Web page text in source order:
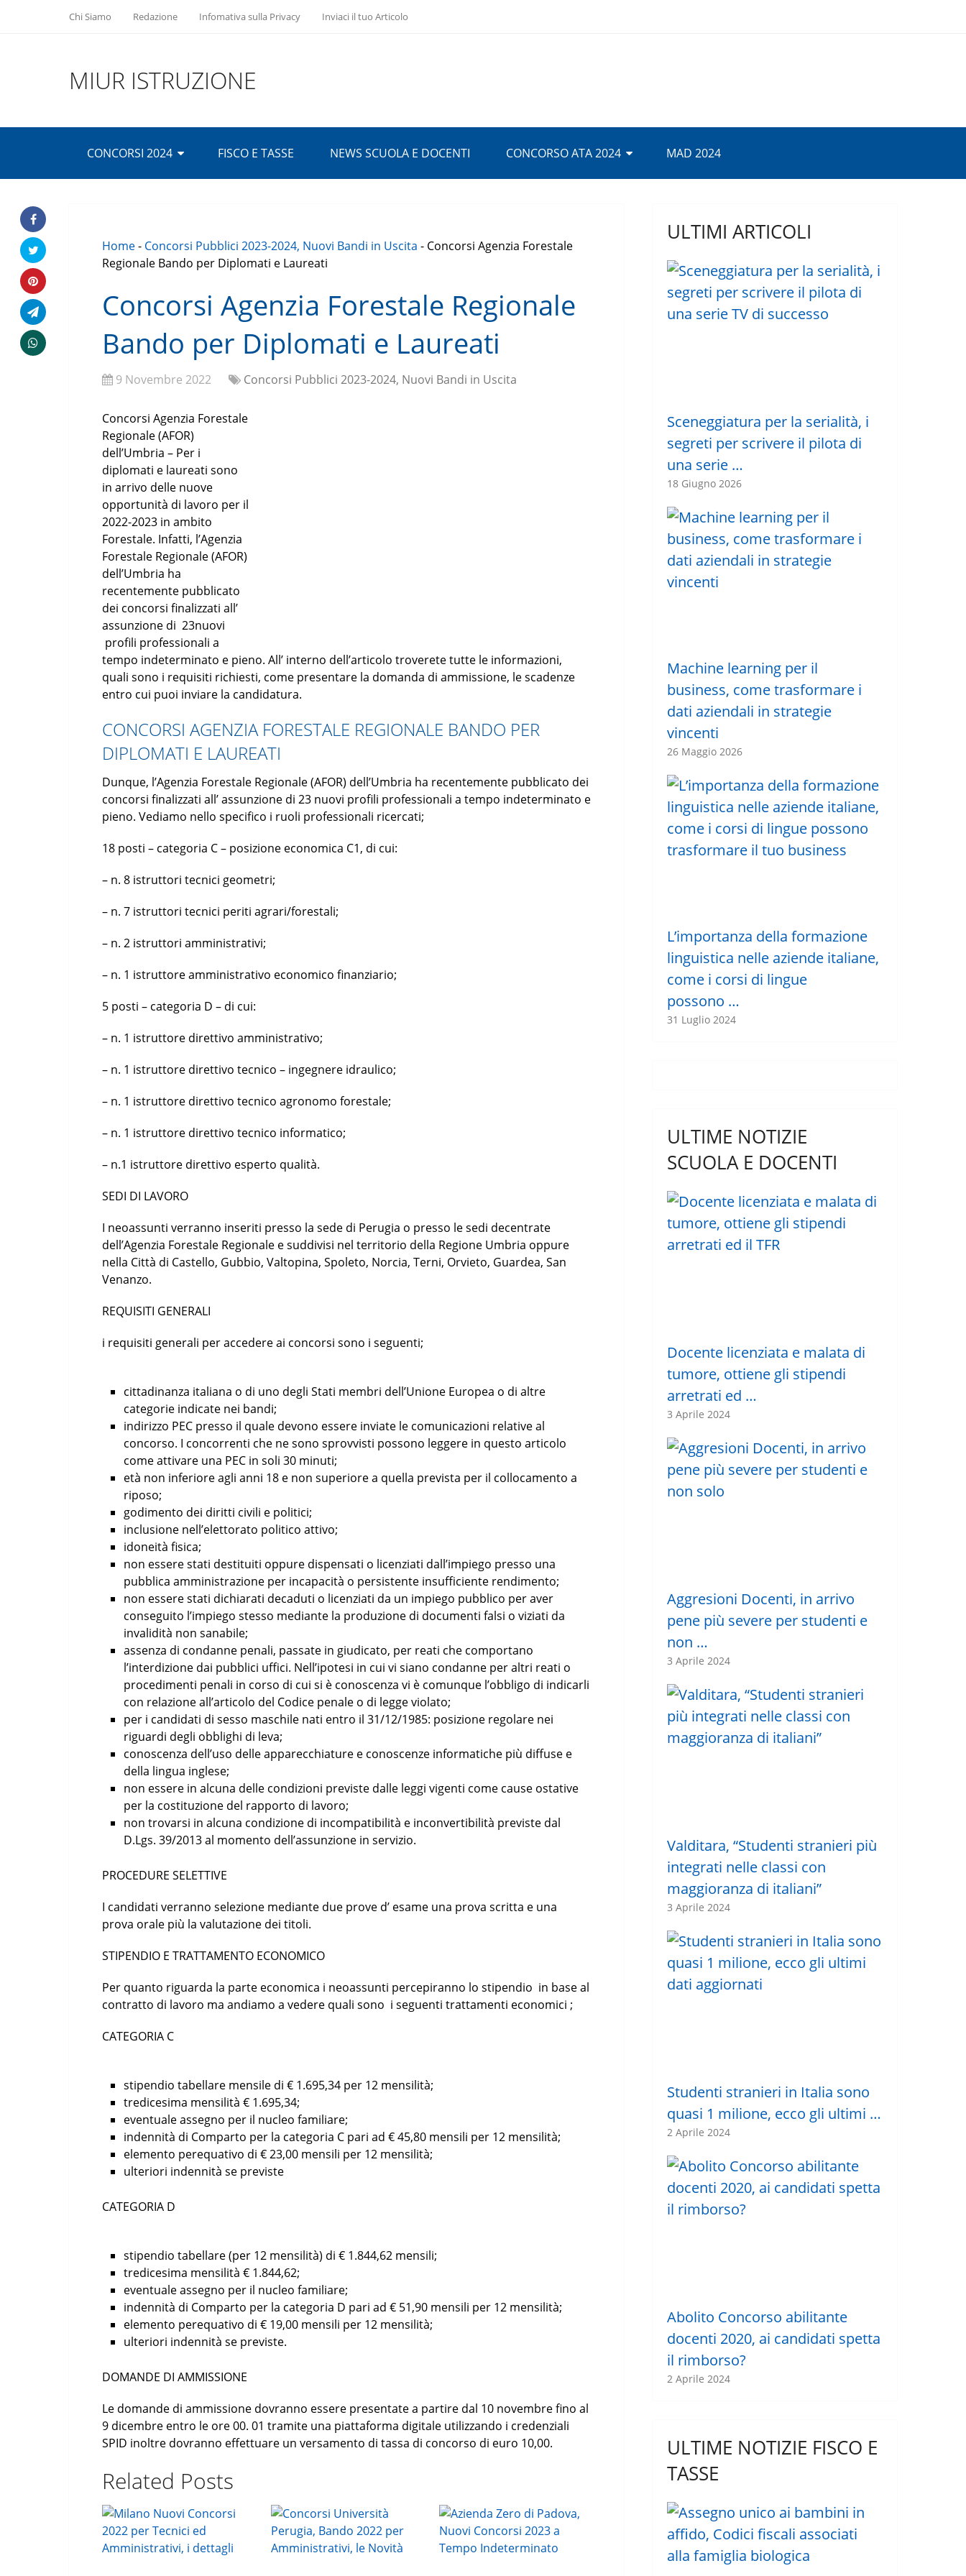
Chi Siamo Redazione Infomativa sulla Privacy Inviaci il tuo Articolo
MIUR ISTRUZIONE
CONCORSI 2024 FISCO E TASSE NEWS SCUOLA E DOCENTI CONCORSO ATA 2024 MAD 2024
Home- Concorsi Pubblici 2023-2024, Nuovi Bandi in Uscita - Concorsi Agenzia Forestale
Regionale Bando per Diplomati e Laureati
Concorsi Agenzia Forestale Regionale
Bando per Diplomati e Laureati
9 Novembre 2022 Concorsi Pubblici 2023-2024, Nuovi Bandi in Uscita
Concorsi Agenzia Forestale
Regionale (AFOR)
dell’Umbria – Per i
diplomati e laureati sono
in arrivo delle nuove
opportunità di lavoro per il
2022-2023 in ambito
Forestale. Infatti, l’Agenzia
Forestale Regionale (AFOR)
dell’Umbria ha
recentemente pubblicato
dei concorsi finalizzati all’
assunzione di 23nuovi
profili professionali a
tempo indeterminato e pieno. All’ interno dell’articolo troverete tutte le informazioni,
quali sono i requisiti richiesti, come presentare la domanda di ammissione, le scadenze
entro cui puoi inviare la candidatura.
CONCORSI AGENZIA FORESTALE REGIONALE BANDO PER
DIPLOMATI E LAUREATI
Dunque, l’Agenzia Forestale Regionale (AFOR) dell’Umbria ha recentemente pubblicato dei
concorsi finalizzati all’ assunzione di 23 nuovi profili professionali a tempo indeterminato e
pieno. Vediamo nello specifico i ruoli professionali ricercati;
18 posti – categoria C – posizione economica C1, di cui:
– n. 8 istruttori tecnici geometri;
– n. 7 istruttori tecnici periti agrari/forestali;
– n. 2 istruttori amministrativi;
– n. 1 istruttore amministrativo economico finanziario;
5 posti – categoria D – di cui:
– n. 1 istruttore direttivo amministrativo;
– n. 1 istruttore direttivo tecnico – ingegnere idraulico;
– n. 1 istruttore direttivo tecnico agronomo forestale;
– n. 1 istruttore direttivo tecnico informatico;
– n.1 istruttore direttivo esperto qualità.
SEDI DI LAVORO
I neoassunti verranno inseriti presso la sede di Perugia o presso le sedi decentrate
dell’Agenzia Forestale Regionale e suddivisi nel territorio della Regione Umbria oppure
nella Città di Castello, Gubbio, Valtopina, Spoleto, Norcia, Terni, Orvieto, Guardea, San
Venanzo.
REQUISITI GENERALI
i requisiti generali per accedere ai concorsi sono i seguenti;
cittadinanza italiana o di uno degli Stati membri dell’Unione Europea o di altre
categorie indicate nei bandi;
indirizzo PEC presso il quale devono essere inviate le comunicazioni relative al
concorso. I concorrenti che ne sono sprovvisti possono leggere in questo articolo
come attivare una PEC in soli 30 minuti;
età non inferiore agli anni 18 e non superiore a quella prevista per il collocamento a
riposo;
godimento dei diritti civili e politici;
inclusione nell’elettorato politico attivo;
idoneità fisica;
non essere stati destituiti oppure dispensati o licenziati dall’impiego presso una
pubblica amministrazione per incapacità o persistente insufficiente rendimento;
non essere stati dichiarati decaduti o licenziati da un impiego pubblico per aver
conseguito l’impiego stesso mediante la produzione di documenti falsi o viziati da
invalidità non sanabile;
assenza di condanne penali, passate in giudicato, per reati che comportano
l’interdizione dai pubblici uffici. Nell’ipotesi in cui vi siano condanne per altri reati o
procedimenti penali in corso di cui si è conoscenza vi è comunque l’obbligo di indicarli
con relazione all’articolo del Codice penale o di legge violato;
per i candidati di sesso maschile nati entro il 31/12/1985: posizione regolare nei
riguardi degli obblighi di leva;
conoscenza dell’uso delle apparecchiature e conoscenze informatiche più diffuse e
della lingua inglese;
non essere in alcuna delle condizioni previste dalle leggi vigenti come cause ostative
per la costituzione del rapporto di lavoro;
non trovarsi in alcuna condizione di incompatibilità e inconvertibilità previste dal
D.Lgs. 39/2013 al momento dell’assunzione in servizio.
PROCEDURE SELETTIVE
I candidati verranno selezione mediante due prove d’ esame una prova scritta e una
prova orale più la valutazione dei titoli.
STIPENDIO E TRATTAMENTO ECONOMICO
Per quanto riguarda la parte economica i neoassunti percepiranno lo stipendio in base al
contratto di lavoro ma andiamo a vedere quali sono i seguenti trattamenti economici ;
CATEGORIA C
stipendio tabellare mensile di € 1.695,34 per 12 mensilità;
tredicesima mensilità € 1.695,34;
eventuale assegno per il nucleo familiare;
indennità di Comparto per la categoria C pari ad € 45,80 mensili per 12 mensilità;
elemento perequativo di € 23,00 mensili per 12 mensilità;
ulteriori indennità se previste
CATEGORIA D
stipendio tabellare (per 12 mensilità) di € 1.844,62 mensili;
tredicesima mensilità € 1.844,62;
eventuale assegno per il nucleo familiare;
indennità di Comparto per la categoria D pari ad € 51,90 mensili per 12 mensilità;
elemento perequativo di € 19,00 mensili per 12 mensilità;
ulteriori indennità se previste.
DOMANDE DI AMMISSIONE
Le domande di ammissione dovranno essere presentate a partire dal 10 novembre fino al
9 dicembre entro le ore 00. 01 tramite una piattaforma digitale utilizzando i credenziali
SPID inoltre dovranno effettuare un versamento di tassa di concorso di euro 10,00.
Related Posts
ULTIMI ARTICOLI
Sceneggiatura per la serialità, i
segreti per scrivere il pilota di
una serie …
18 Giugno 2026
Machine learning per il
business, come trasformare i
dati aziendali in strategie
vincenti
26 Maggio 2026
L’importanza della formazione
linguistica nelle aziende italiane,
come i corsi di lingue
possono …
31 Luglio 2024
ULTIME NOTIZIE
SCUOLA E DOCENTI
Docente licenziata e malata di
tumore, ottiene gli stipendi
arretrati ed …
3 Aprile 2024
Aggresioni Docenti, in arrivo
pene più severe per studenti e
non …
3 Aprile 2024
Valditara, “Studenti stranieri più
integrati nelle classi con
maggioranza di italiani”
3 Aprile 2024
Studenti stranieri in Italia sono
quasi 1 milione, ecco gli ultimi …
2 Aprile 2024
Abolito Concorso abilitante
docenti 2020, ai candidati spetta
il rimborso?
2 Aprile 2024
ULTIME NOTIZIE FISCO E
TASSE